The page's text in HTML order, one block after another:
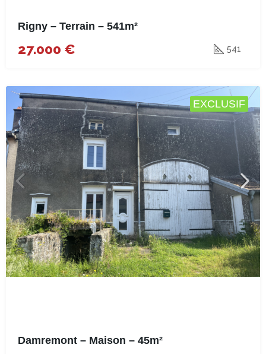
Rigny – Terrain – 541m²
27.000 € 541
EXCLUSIF
Damremont – Maison – 45m²